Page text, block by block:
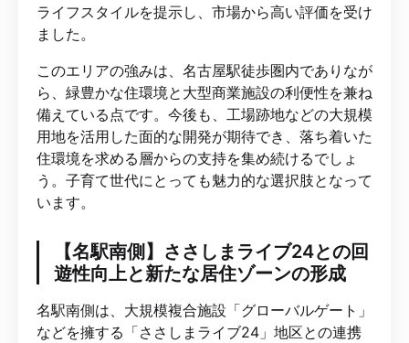
ライフスタイルを提示し、市場から高い評価を受け
ました。
このエリアの強みは、名古屋駅徒歩圏内でありなが
ら、緑豊かな住環境と大型商業施設の利便性を兼ね
備えている点です。今後も、工場跡地などの大規模
用地を活用した面的な開発が期待でき、落ち着いた
住環境を求める層からの支持を集め続けるでしょ
う。子育て世代にとっても魅力的な選択肢となって
います。
【名駅南側】ささしまライブ24との回
遊性向上と新たな居住ゾーンの形成
名駅南側は、大規模複合施設「グローバルゲート」
などを擁する「ささしまライブ24」地区との連携